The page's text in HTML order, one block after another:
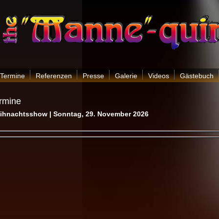
Termine Referenzen Presse Galerie Videos Gästebuch
| Sonntag, 29. November 2026